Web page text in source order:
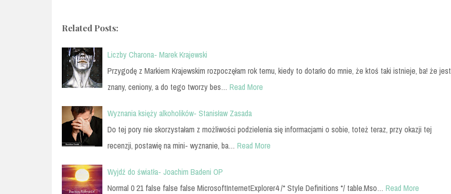
Related Posts:
Liczby Charona- Marek Krajewski
Przygodę z Markiem Krajewskim rozpoczęłam rok temu, kiedy to dotarło do mnie, że ktoś taki istnieje, ba! że jest
znany, ceniony, a do tego tworzy bes… Read More
Wyznania księży alkoholików- Stanisław Zasada
Do tej pory nie skorzystałam z możliwości podzielenia się informacjami o sobie, toteż teraz, przy okazji tej
recenzji, postawię na mini- wyznanie, ba… Read More
Wyjdź do światła- Joachim Badeni OP
Normal 0 21 false false false MicrosoftInternetExplorer4 /* Style Definitions */ table.Mso… Read More